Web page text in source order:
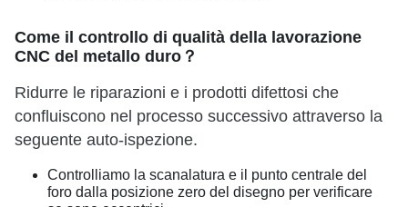
Come il controllo di qualità della lavorazione
CNC del metallo duro？
Ridurre le riparazioni e i prodotti difettosi che
confluiscono nel processo successivo attraverso la
seguente auto-ispezione.
Controlliamo la scanalatura e il punto centrale del
foro dalla posizione zero del disegno per verificare